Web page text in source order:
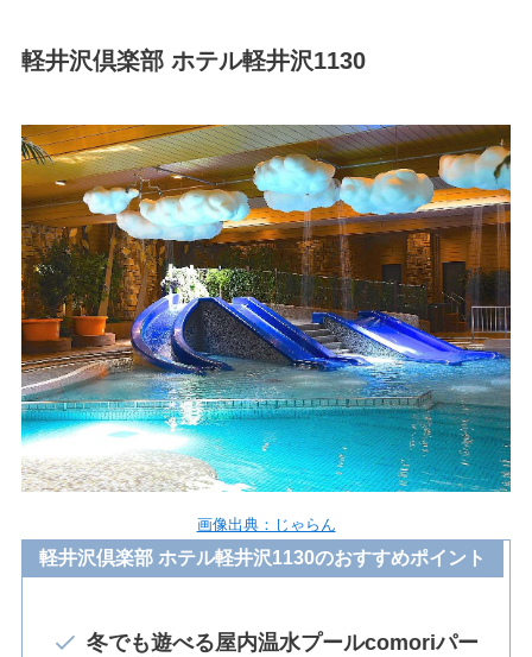
軽井沢倶楽部 ホテル軽井沢1130
画像出典：じゃらん
軽井沢倶楽部 ホテル軽井沢1130のおすすめポイント
冬でも遊べる屋内温水プールcomoriパー